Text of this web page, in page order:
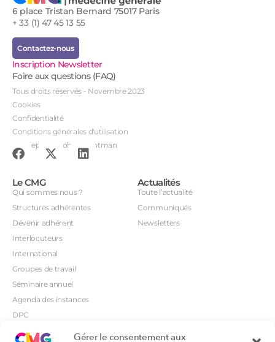
Gérer le consentement aux
6 place Tristan Bernard 75017 Paris
+ 33 (1) 47 45 13 55
Contactez-nous
Inscription Newsletter
Foire aux questions (FAQ)
Tous droits réservés - Novembre 2023
Cookies
Confidentialité
Conditions générales d'utilisation
Conception : John Brightman
Le CMG
Qui sommes nous ?
Structures adhérentes
Dévenir adhérent
Interlocuteurs
International
Groupes de travail
Séminaire annuel
Agenda des instances
DPC
Actualités
Toute l’actualité
Communiqués
Newsletters